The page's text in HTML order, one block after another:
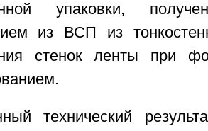
упаковки,
из ВСП из
стенок ленты при
технический